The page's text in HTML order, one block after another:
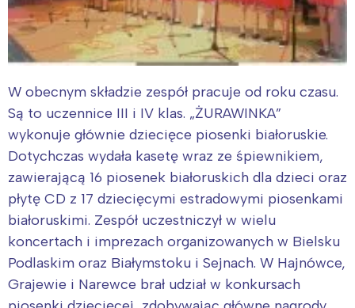
W obecnym składzie zespół pracuje od roku czasu.
Są to uczennice III i IV klas. „ŻURAWINKA”
wykonuje głównie dziecięce piosenki białoruskie.
Dotychczas wydała kasetę wraz ze śpiewnikiem,
zawierającą 16 piosenek białoruskich dla dzieci oraz
płytę CD z 17 dziecięcymi estradowymi piosenkami
białoruskimi. Zespół uczestniczył w wielu
koncertach i imprezach organizowanych w Bielsku
Podlaskim oraz Białymstoku i Sejnach. W Hajnówce,
Grajewie i Narewce brał udział w konkursach